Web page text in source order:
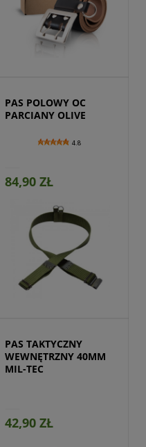
PAS POLOWY OC
PARCIANY OLIVE
4.8
84,90 ZŁ
PAS TAKTYCZNY
WEWNĘTRZNY 40MM
MIL-TEC
42,90 ZŁ